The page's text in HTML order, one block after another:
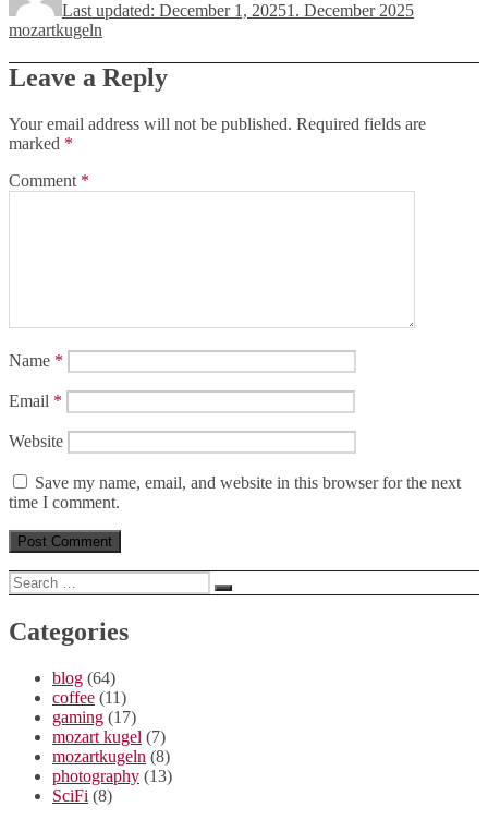
Last updated: December 1, 20251. December 2025
mozartkugeln
Leave a Reply
Your email address will not be published. Required fields are
marked *
Comment *
Name *
Email *
Website
Save my name, email, and website in this browser for the next
time I comment.
Search
for:
Search
Categories
blog (64)
coffee (11)
gaming (17)
mozart kugel (7)
mozartkugeln (8)
photography (13)
SciFi (8)